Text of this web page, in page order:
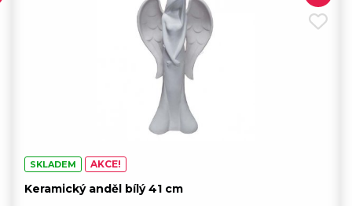
SKLADEM AKCE!
Keramický anděl bílý 41 cm